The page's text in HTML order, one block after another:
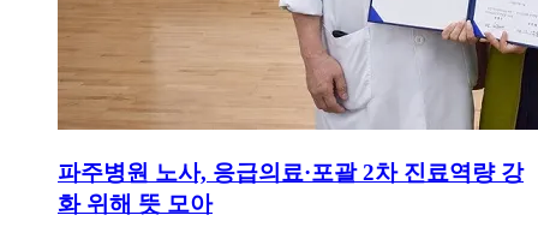
파주병원 노사, 응급의료·포괄 2차 진료역량 강
화 위해 뜻 모아